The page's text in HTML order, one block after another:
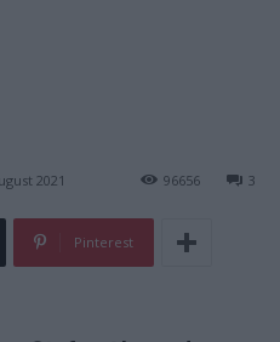
2021 3
96656
Pinterest